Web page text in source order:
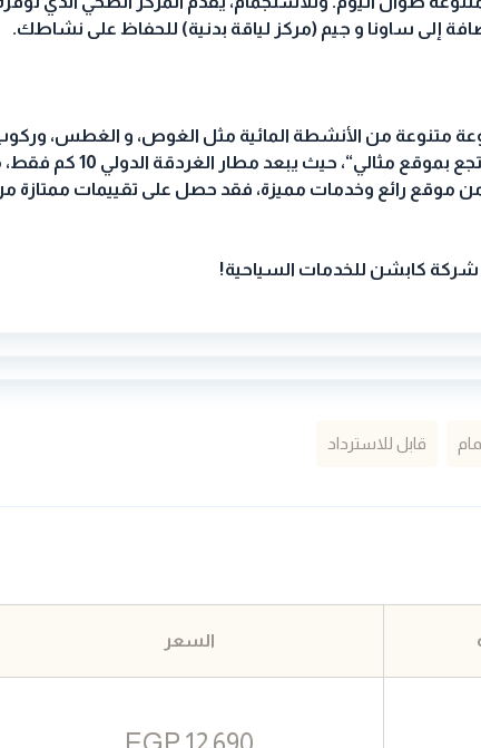
إلى ساونا و جيم (مركز لياقة بدنية) للحفاظ على نشاطك.
متنوعة من الأنشطة المائية مثل الغوص، و الغطس،
بموقع مثالي“، حيث يبعد مطار الغردقة الدولي 10 كم فقط،
موقع رائع وخدمات مميزة، فقد حصل على تقييمات ممتازة
شركة كابشن للخدمات السياحية!
قابل للاسترداد
السعر